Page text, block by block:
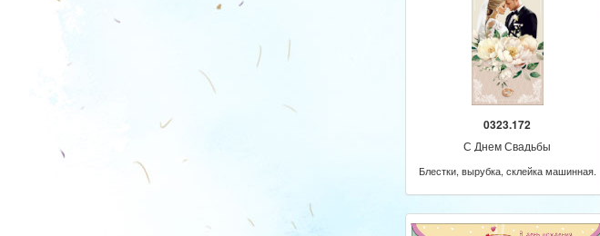
0323.172
С Днем Свадьбы
Блестки, вырубка, склейка машинная.